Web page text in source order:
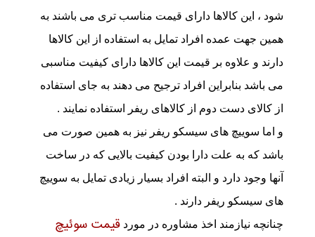
شود ، این کالاها دارای قیمت مناسب تری می باشند به
همین جهت عمده افراد تمایل به استفاده از این کالاها
دارند و علاوه بر قیمت این کالاها دارای کیفیت مناسبی
می باشد بنابراین افراد ترجیح می دهند به جای استفاده
از کالای دست دوم از کالاهای ریفر استفاده نمایند .
و اما سوییچ های سیسکو ریفر نیز به همین صورت می
باشد که به علت دارا بودن کیفیت بالایی که در ساخت
آنها وجود دارد و البته افراد بسیار زیادی تمایل به سوییچ
های سیسکو ریفر دارند .
چنانچه نیازمند اخذ مشاوره در مورد قیمت سوئیچ